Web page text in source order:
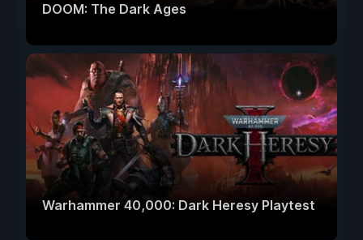
DOOM: The Dark Ages
Warhammer 40,000: Dark Heresy Playtest